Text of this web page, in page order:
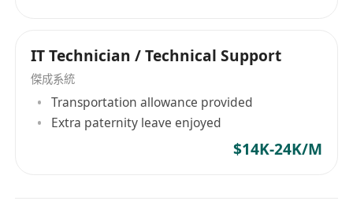
IT Technician / Technical Support
傑成系統
Transportation allowance provided
Extra paternity leave enjoyed
$14K-24K/M